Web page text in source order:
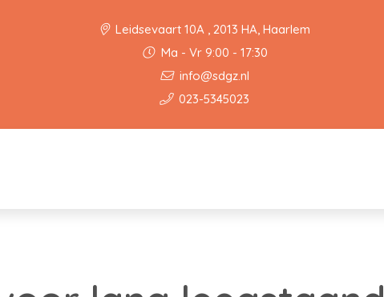
Leidsevaart 10A , 2013 HA, Haarlem
Ma - Vr 9:00 - 17:30
info@sdgz.nl
023-5345023